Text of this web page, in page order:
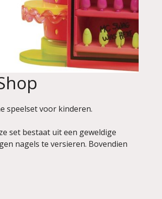
speelset voor kinderen.
set bestaat uit een geweldige
nagels te versieren. Bovendien